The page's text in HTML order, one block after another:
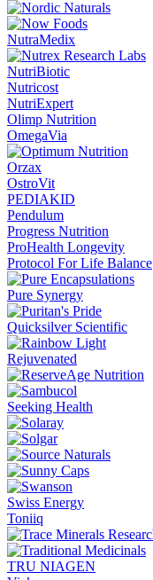
NutraMedix
NutriBiotic
Nutricost
NutriExpert
Olimp Nutrition
OmegaVia
Orzax
OstroVit
PEDIAKID
Pendulum
Progress Nutrition
ProHealth Longevity
Protocol For Life Balance
Pure Synergy
Quicksilver Scientific
Rejuvenated
Seeking Health
Swiss Energy
Toniiq
TRU NIAGEN